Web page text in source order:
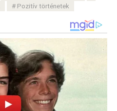
Pozitív történetek